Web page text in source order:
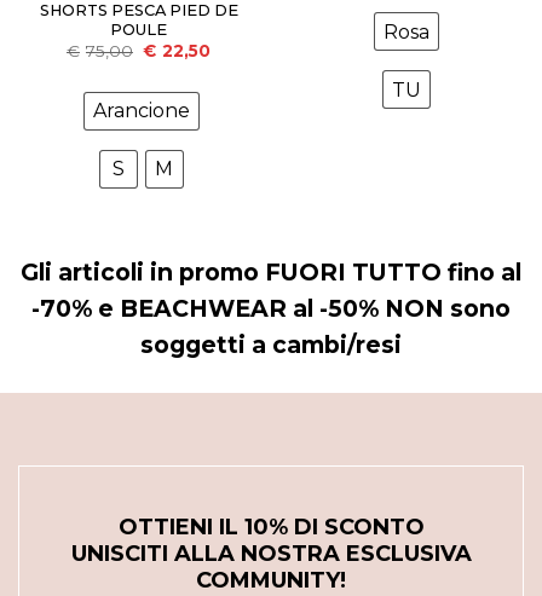
SHORTS PESCA PIED DE
POULE
€ 75,00 Il
prezzo
era:
€75,00.
€ 22,50
Arancione
S M
era:
€56,50.
Rosa
TU
Gli articoli in promo FUORI TUTTO fino al
-70% e BEACHWEAR al -50% NON sono
soggetti a cambi/resi
OTTIENI IL 10% DI SCONTO
UNISCITI ALLA NOSTRA ESCLUSIVA
COMMUNITY!